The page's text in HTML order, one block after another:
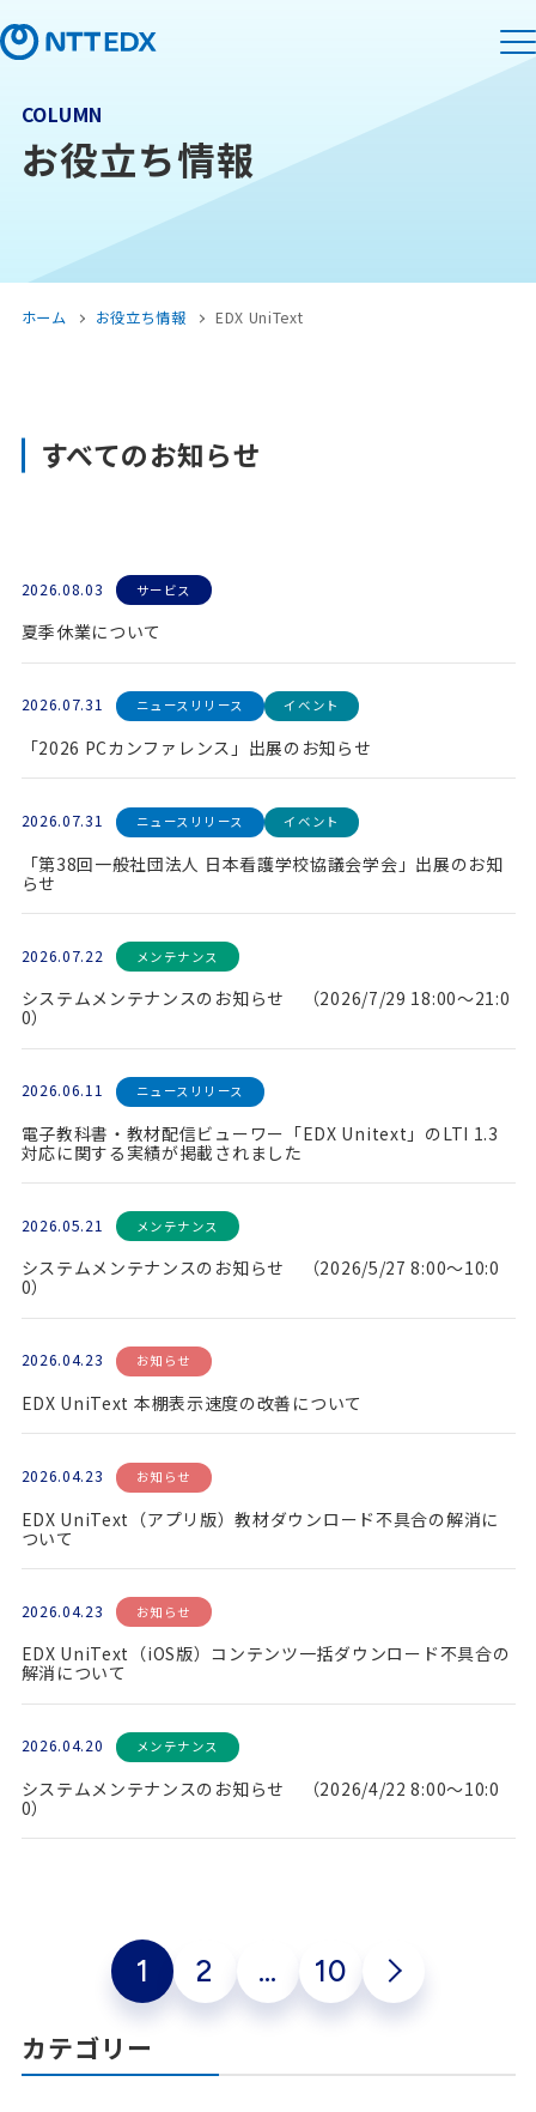
COLUMN
お役立ち情報
ホーム お役立ち情報 EDX UniText
すべてのお知らせ
2026.08.03 サービス
夏季休業について
2026.07.31 ニュースリリース イベント
「2026 PCカンファレンス」出展のお知らせ
2026.07.31 ニュースリリース イベント
「第38回一般社団法人 日本看護学校協議会学会」出展のお知
らせ
2026.07.22 メンテナンス
システムメンテナンスのお知らせ （2026/7/29 18:00～21:0
0）
2026.06.11 ニュースリリース
電子教科書・教材配信ビューワー「EDX Unitext」のLTI 1.3
対応に関する実績が掲載されました
2026.05.21 メンテナンス
システムメンテナンスのお知らせ （2026/5/27 8:00～10:0
0）
2026.04.23 お知らせ
EDX UniText 本棚表示速度の改善について
2026.04.23 お知らせ
EDX UniText（アプリ版）教材ダウンロード不具合の解消に
ついて
2026.04.23 お知らせ
EDX UniText（iOS版）コンテンツ一括ダウンロード不具合の
解消について
2026.04.20 メンテナンス
システムメンテナンスのお知らせ （2026/4/22 8:00～10:0
0）
1 2 … 10
カテゴリー